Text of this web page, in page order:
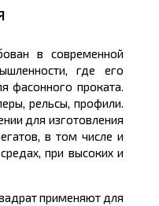
в современной
где его
фасонного проката.
рельсы, профили.
для изготовления
в том числе и
при высоких и
применяют для